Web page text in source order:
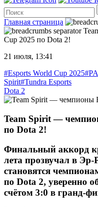
Главная страница
Cup 2025 по Dota 2!
21 июля, 13:41
#Esports World Cup 2025
Spirit#Tundra Esports
Dota 2
Team Spirit —
по Dota 2!
Финальный аккорд
лета прозвучал в
становятся
по Dota 2, уверенно
счётом 3:0 в гранд-